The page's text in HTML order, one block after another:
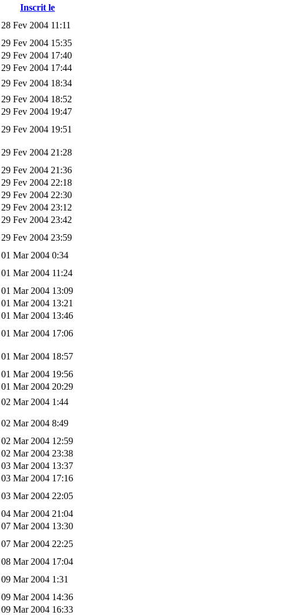
Inscrit le
28 Fev 2004 11:11
29 Fev 2004 15:35
29 Fev 2004 17:40
29 Fev 2004 17:44
29 Fev 2004 18:34
29 Fev 2004 18:52
29 Fev 2004 19:47
29 Fev 2004 19:51
29 Fev 2004 21:28
29 Fev 2004 21:36
29 Fev 2004 22:18
29 Fev 2004 22:30
29 Fev 2004 23:12
29 Fev 2004 23:42
29 Fev 2004 23:59
01 Mar 2004 0:34
01 Mar 2004 11:24
01 Mar 2004 13:09
01 Mar 2004 13:21
01 Mar 2004 13:46
01 Mar 2004 17:06
01 Mar 2004 18:57
01 Mar 2004 19:56
01 Mar 2004 20:29
02 Mar 2004 1:44
02 Mar 2004 8:49
02 Mar 2004 12:59
02 Mar 2004 23:38
03 Mar 2004 13:37
03 Mar 2004 17:16
03 Mar 2004 22:05
04 Mar 2004 21:04
07 Mar 2004 13:30
07 Mar 2004 22:25
08 Mar 2004 17:04
09 Mar 2004 1:31
09 Mar 2004 14:36
09 Mar 2004 16:33